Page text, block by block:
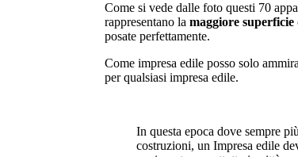
Come si vede dalle foto questi 70
rappresentano la maggiore superficie
posate perfettamente.
Come impresa edile posso solo
per qualsiasi impresa edile.
In questa epoca dove sempre
costruzioni, un Impresa edile